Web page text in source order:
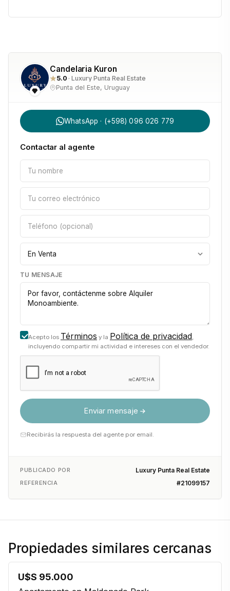
Candelaria Kuron
5.0 · Luxury Punta Real Estate
Punta del Este, Uruguay
WhatsApp · (+598) 096 026 779
Contactar al agente
TU MENSAJE
Acepto los Términos y la Política de privacidad,
incluyendo compartir mi actividad e intereses con el vendedor.
Enviar mensaje
Recibirás la respuesta del agente por email.
PUBLICADO POR Luxury Punta Real Estate
REFERENCIA #21099157
Propiedades similares cercanas
U$S 95.000